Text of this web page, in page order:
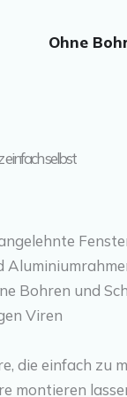
Ohne
einfach selbst
Bohren und
Viren
die einfach zu
montieren